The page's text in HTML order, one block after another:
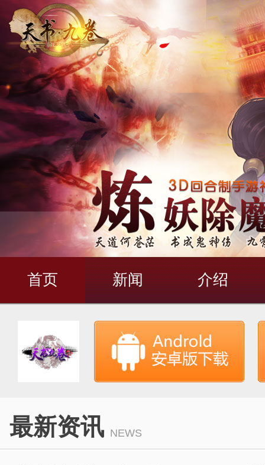
首页 新闻 介绍
最新资讯 NEWS